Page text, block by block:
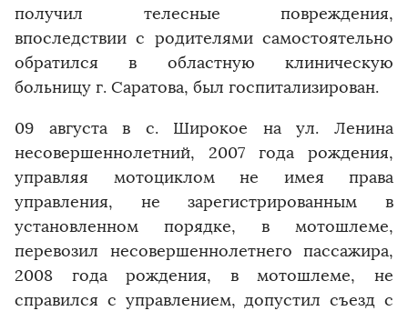
получил телесные повреждения,
впоследствии с родителями самостоятельно
обратился в областную клиническую
больницу г. Саратова, был госпитализирован.
09 августа в с. Широкое на ул. Ленина
несовершеннолетний, 2007 года рождения,
управляя мотоциклом не имея права
управления, не зарегистрированным в
установленном порядке, в мотошлеме,
перевозил несовершеннолетнего пассажира,
2008 года рождения, в мотошлеме, не
справился с управлением, допустил съезд с